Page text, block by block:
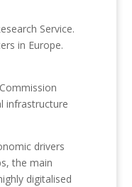
Service.
in Europe.
infrastructure
drivers
the main
digitalised